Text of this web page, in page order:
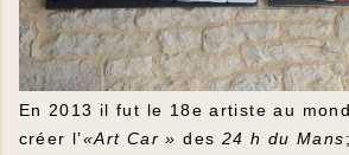
En 2013 il fut le 18e artiste au
créer l’«Art Car » des 24 h du Mans